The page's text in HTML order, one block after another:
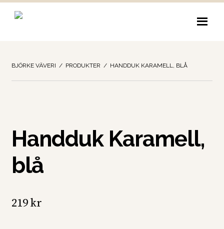
Hoppa
Hoppa
BJÖRKE VÄVERI / PRODUKTER / HANDDUK KARAMELL, BLÅ
Handduk Karamell,
blå
219kr